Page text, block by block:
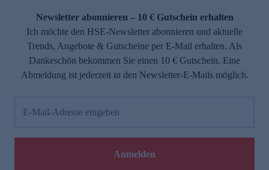
Newsletter abonnieren – 10 € Gutschein erhalten
Ich möchte den HSE-Newsletter abonnieren und aktuelle
Trends, Angebote & Gutscheine per E-Mail erhalten. Als
Dankeschön bekommen Sie einen 10 € Gutschein. Eine
Abmeldung ist jederzeit in den Newsletter-E-Mails möglich.
E-Mail-Adresse eingeben
Anmelden